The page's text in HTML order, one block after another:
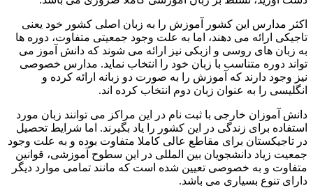
اکثر مدارس این کشور آموزش را به زبان اصلی کشور خود یعنی
تاجیکی ارائه می دهند، اما به علت وجود جمعیتی متفاوت، دوره ها
به زبان های روسی و ازبکی نیز ارائه می شوند که دانش آموز می
تواند دوره متناسب با زبان خود را انتخاب نماید. مدارس خصوصی
نیز وجود دارند که آموزش را به صورت دو زبانه ارائه کرده و
انگلیسی را به عنوان زبان دوم انتخاب کرده اند.
دانش آموزان خارجی با ثبت نام در این مراکز می توانند زبان مورد
استفاده برای زندگی در این کشور را یاد بگیرند. اما شرایط تحصیل
در تاجیکستان برای مقاطع عالی کاملا متفاوت بوده و به علت وجود
جمعیت زیاد دانشجویان بین المللی در این سطوح آموزشی، قوانین
متفاوت و به خصوصی تعیین شده است که مانند تمامی موارد دیگر
دارای تنوع بسیاری می باشد.